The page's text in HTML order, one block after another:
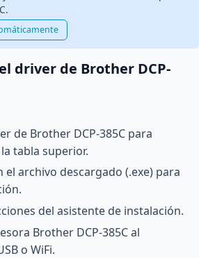
driver de Brother DCP-
de Brother DCP-385C para
tabla superior.
el archivo descargado (.exe) para
del asistente de instalación.
Brother DCP-385C al
o WiFi.